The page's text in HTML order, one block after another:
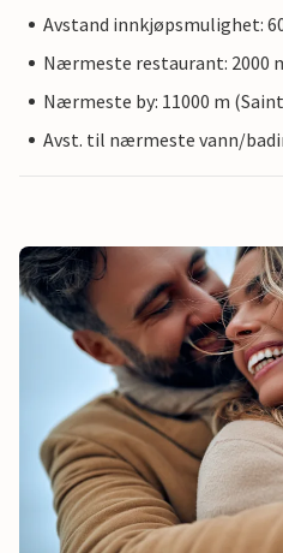
Avstand innkjøpsmulighet:
Nærmeste restaurant: 2000
Nærmeste by: 11000 m
Avst. til nærmeste vann/